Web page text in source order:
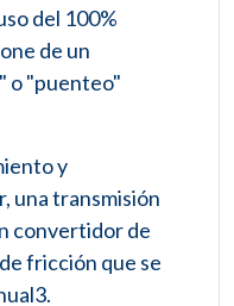
del 100%
de un
o "puenteo"
y
una transmisión
convertidor de
fricción que se